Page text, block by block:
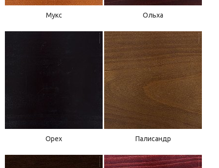
Мукс Ольха
Орех Палисандр